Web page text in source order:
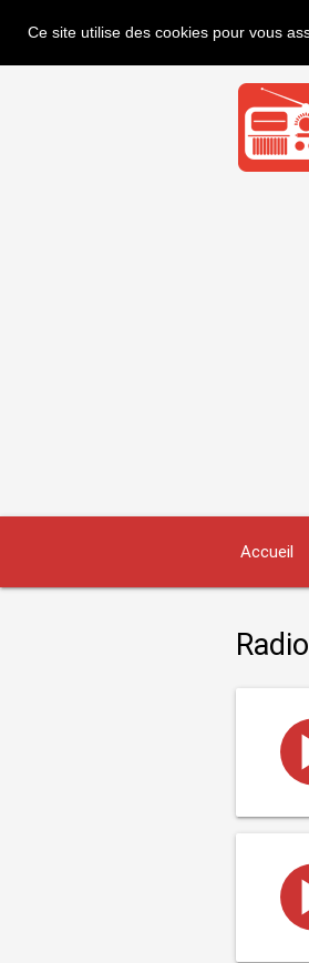
Ce site utilise des cookies pour vous
Accueil